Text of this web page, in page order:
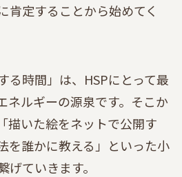
定することから始めてく
る時間」は、HSPにとって最
ネルギーの源泉です。そこか
描いた絵をネットで公開す
を誰かに教える」といった小
げていきます。